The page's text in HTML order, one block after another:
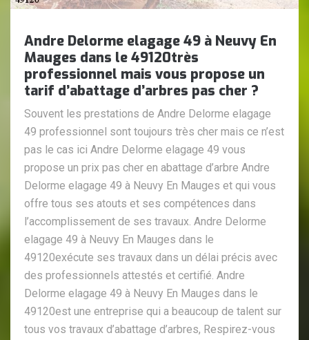
Andre Delorme elagage 49 à Neuvy En
Mauges dans le 49120très
professionnel mais vous propose un
tarif d’abattage d’arbres pas cher ?
Souvent les prestations de Andre Delorme elagage
49 professionnel sont toujours très cher mais ce n’est
pas le cas ici Andre Delorme elagage 49 vous
propose un prix pas cher en abattage d’arbre Andre
Delorme elagage 49 à Neuvy En Mauges et qui vous
offre tous ses atouts et ses compétences dans
l’accomplissement de ses travaux. Andre Delorme
elagage 49 à Neuvy En Mauges dans le
49120exécute ses travaux dans un délai précis avec
des professionnels attestés et certifié. Andre
Delorme elagage 49 à Neuvy En Mauges dans le
49120est une entreprise qui a beaucoup de talent sur
tous vos travaux d’abattage d’arbres, Respirez-vous